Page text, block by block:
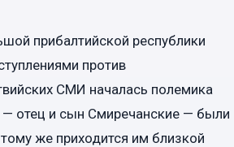
прибалтийской республики
против
СМИ началась полемика
— отец и сын Смиречанские — были
же приходится им близкой